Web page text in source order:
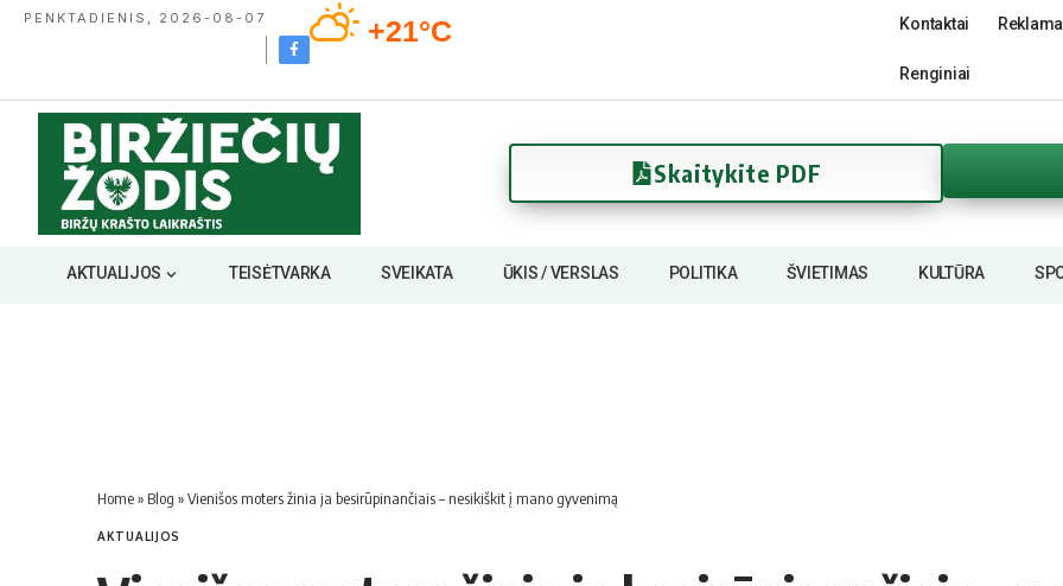
PENKTADIENIS, 2026-08-07 +21°C Kontaktai Reklama
Renginiai
Skaitykite PDF
AKTUALIJOS TEISĖTVARKA SVEIKATA ŪKIS / VERSLAS POLITIKA ŠVIETIMAS KULTŪRA
Home» Blog »Vienišos moters žinia ja besirūpinančiais – nesikiškit į mano gyvenimą
AKTUALIJOS